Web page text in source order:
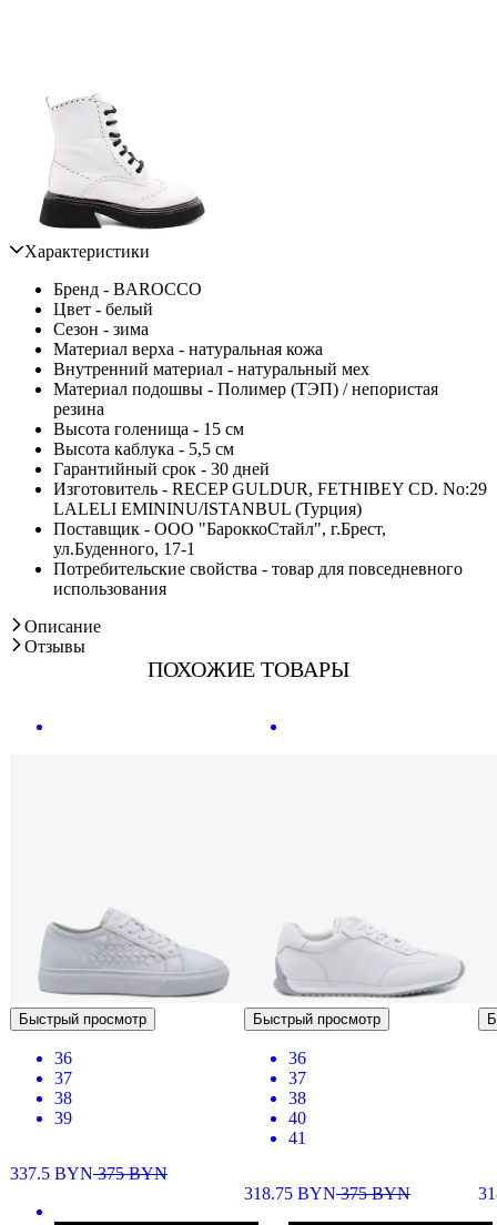
Характеристики
Бренд - BAROCCO
Цвет - белый
Сезон - зима
Материал верха - натуральная кожа
Внутренний материал - натуральный мех
Материал подошвы - Полимер (ТЭП) / непористая
резина
Высота голенища - 15 см
Высота каблука - 5,5 см
Гарантийный срок - 30 дней
Изготовитель - RECEP GULDUR, FETHIBEY CD. No:29
LALELI EMININU/ISTANBUL (Турция)
Поставщик - ООО "БароккоСтайл", г.Брест,
ул.Буденного, 17-1
Потребительские свойства - товар для повседневного
использования
Описание
Отзывы
ПОХОЖИЕ ТОВАРЫ
Быстрый просмотр
36
37
38
39
337.5 BYN375BYN
Быстрый просмотр
36
37
38
40
41
318.75 BYN375BYN